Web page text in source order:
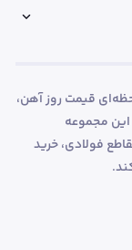
قیمت روز آهن،
مجموعه
فولادی، خرید